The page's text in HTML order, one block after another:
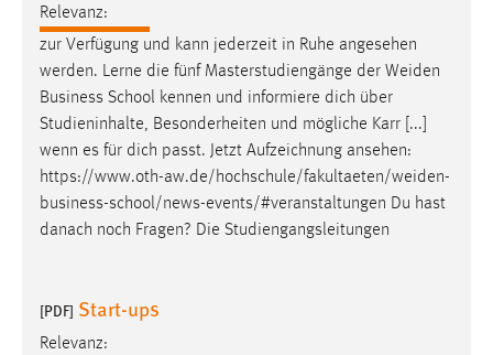
Relevanz:
zur Verfügung und kann jederzeit in Ruhe angesehen
werden. Lerne die fünf Masterstudiengänge der Weiden
Business School kennen und informiere dich über
Studieninhalte, Besonderheiten und mögliche Karr [...]
wenn es für dich passt. Jetzt Aufzeichnung ansehen:
https://www.oth-aw.de/hochschule/fakultaeten/weiden-
business-school/news-events/#veranstaltungen Du hast
danach noch Fragen? Die Studiengangsleitungen
[PDF] Start-ups
Relevanz: